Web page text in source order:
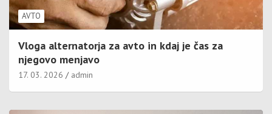
AVTO
Vloga alternatorja za avto in kdaj je čas za
njegovo menjavo
17. 03. 2026 admin